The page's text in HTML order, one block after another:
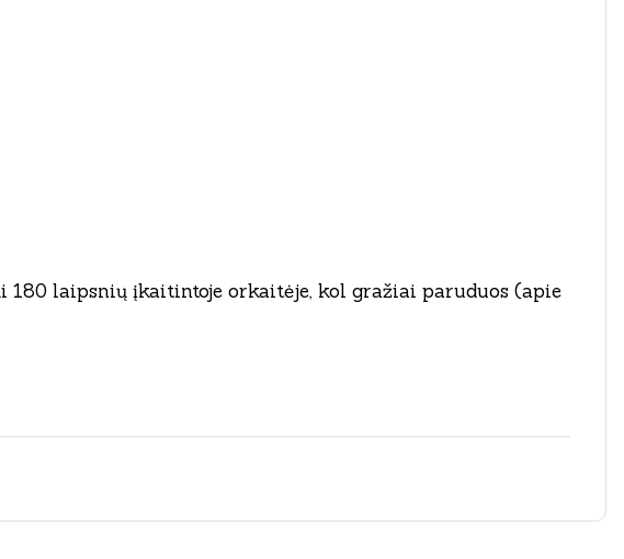
180 laipsnių įkaitintoje orkaitėje, kol gražiai paruduos (apie